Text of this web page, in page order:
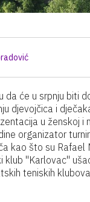
će u srpnju biti
djevojčica i
u ženskoj i
organizator
kao što su Rafael
klub "Karlovac"
teniskih